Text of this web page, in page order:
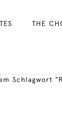
THE
Schlagwort